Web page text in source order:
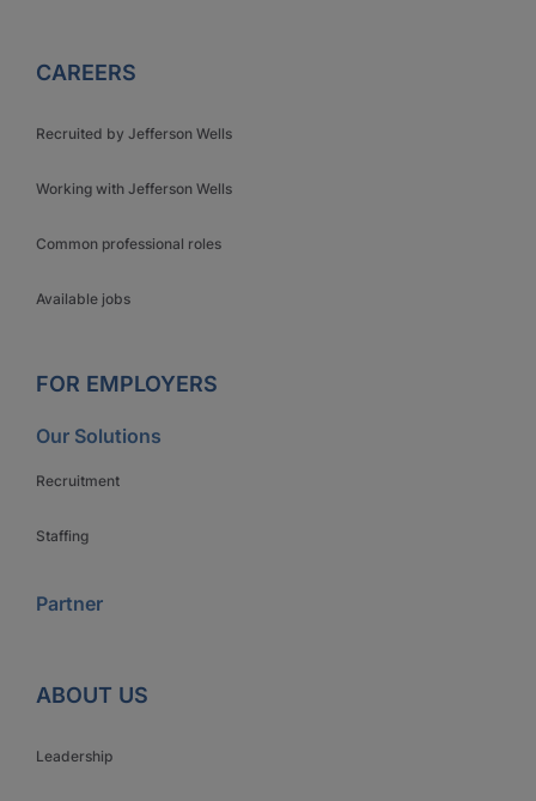
CAREERS
Recruited by Jefferson Wells
Working with Jefferson Wells
Common professional roles
Available jobs
FOR EMPLOYERS
Our Solutions
Recruitment
Staffing
Partner
ABOUT US
Leadership